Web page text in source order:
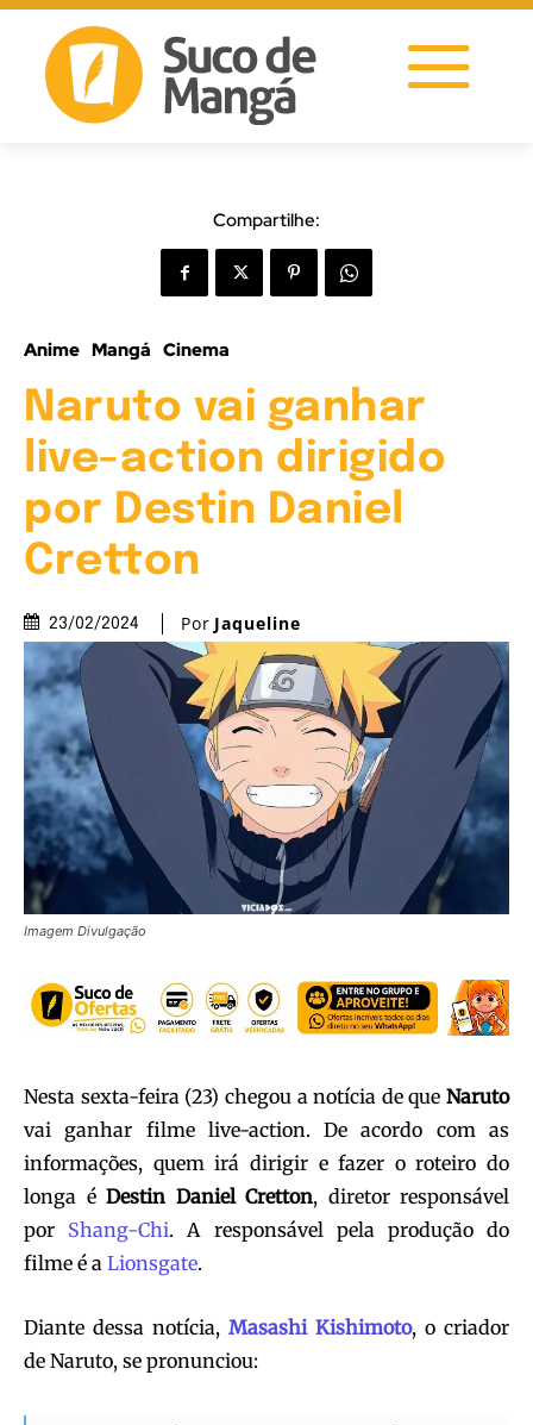
Compartilhe:
Anime Mangá Cinema
Naruto vai ganhar
live-action dirigido
por Destin Daniel
Cretton
23/02/2024 Por Jaqueline
Imagem Divulgação
Nesta sexta-feira (23) chegou a notícia de que Naruto
vai ganhar filme live-action. De acordo com as
informações, quem irá dirigir e fazer o roteiro do
longa é Destin Daniel Cretton, diretor responsável
por Shang-Chi. A responsável pela produção do
filme é a Lionsgate.
Diante dessa notícia, Masashi Kishimoto, o criador
de Naruto, se pronunciou: